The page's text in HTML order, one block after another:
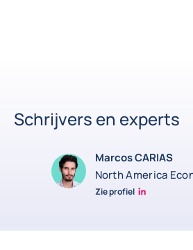
Schrijvers en experts
Marcos CARIAS
North America
Zie profiel
Marcos Carias Linkedin